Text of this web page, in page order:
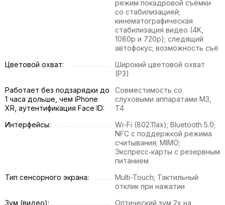
режим покадровой съёмки
со стабилизацией;
кинематографическая
стабилизация видео (4K,
1080p и 720p); следящий
автофокус; возможность съё
Цветовой охват:
Широкий цветовой охват
(P3)
Работает без подзарядки до
1 часа дольше, чем iPhone
XR, аутентификация Face ID:
Совместимость со
слуховыми аппаратами M3,
T4
Интерфейсы:
Wi-Fi (802.11​ax); Bluetooth 5.0;
NFC с поддержкой режима
считывания; MIMO;
Экспресс‑карты с резервным
питанием
Тип сенсорного экрана:
Multi-Touch; Тактильный
отклик при нажатии
Зум (видео):
Оптический зум 2x на